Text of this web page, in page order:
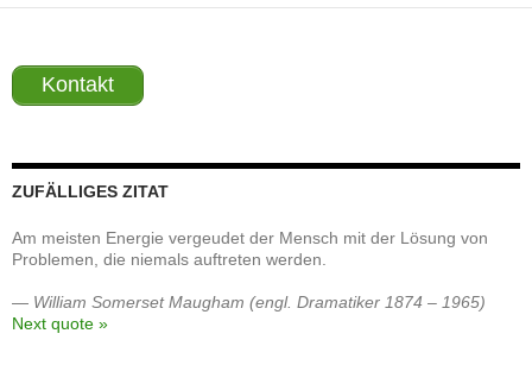
Kontakt
ZUFÄLLIGES ZITAT
Am meisten Energie vergeudet der Mensch mit der Lösung von
Problemen, die niemals auftreten werden.
— William Somerset Maugham (engl. Dramatiker 1874 – 1965)
Next quote »